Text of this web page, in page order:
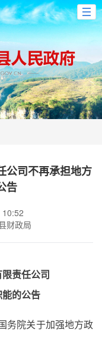
公司不再承担地方
告
财政局
责任公司
的公告
务院关于加强地方政